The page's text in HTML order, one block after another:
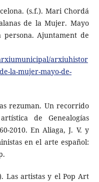
(s.f.). Mari Chordá
de la Mujer. Mayo
persona. Ajuntament de
arxiuhistor
la-mujer-mayo-de-
rezuman. Un recorrido
de Genealogías
2010. En Aliaga, J. V. y
en el arte español:
Las artistas y el Pop Art